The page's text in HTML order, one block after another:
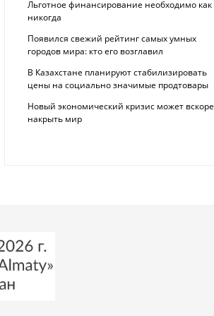
Льготное финансирование необходимо как
никогда
Появился свежий рейтинг самых умных
городов мира: кто его возглавил
В Казахстане планируют стабилизировать
цены на социально значимые продтовары
Новый экономический кризис может вскоре
накрыть мир